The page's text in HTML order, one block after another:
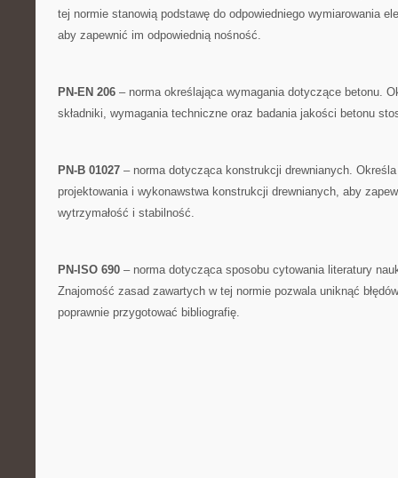
tej normie stanowią podstawę do odpowiedniego wymiarowania⁣
aby⁣ zapewnić im ⁢odpowiednią nośność.
PN-EN 206 – norma określająca wymagania dotyczące betonu.
składniki, wymagania techniczne oraz badania jakości betonu
PN-B 01027 – norma dotycząca konstrukcji drewnianych.⁣
projektowania i ‌wykonawstwa konstrukcji drewnianych,‌ aby
wytrzymałość‍ i stabilność.
PN-ISO 690 ​– norma dotycząca sposobu⁢ cytowania literatury
Znajomość zasad zawartych w tej normie pozwala uniknąć
poprawnie‍ przygotować bibliografię.